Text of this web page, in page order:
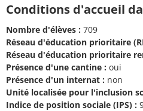
Conditions d'accueil
Nombre d'élèves : 709
Réseau d'éducation prioritaire
Réseau d'éducation prioritaire
Présence d'une cantine : oui
Présence d'un internat : non
Unité localisée pour l'inclusion
Indice de position sociale (IPS) :